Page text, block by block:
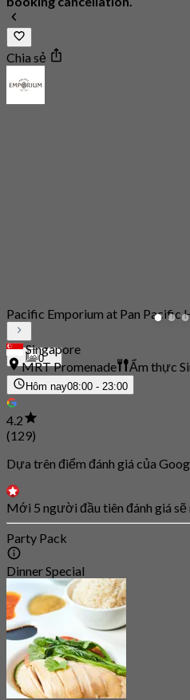
Chia sẻ
0
Pacific Emporium at Pan Pacific
Singapore
MRT Promenade
Ẩm thực
Hôm nay08:00 - 23:00
4.2
(129)
Dựa trên điểm đánh giá của
Mới 5 người đầu tiên đánh giá sẽ
Party Pack
Dinner Special